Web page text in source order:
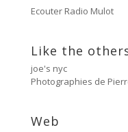
Cancer
Untitled
#79 Untitled
Ecouter Radio Mulot
Like the
joe's nyc
Photographies de
Web